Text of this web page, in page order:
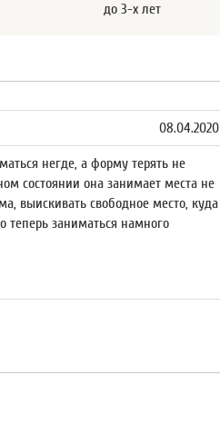
до 3-х лет
08.04.2020
негде, а форму терять не
состоянии она занимает места не
выискивать свободное место, куда
теперь заниматься намного